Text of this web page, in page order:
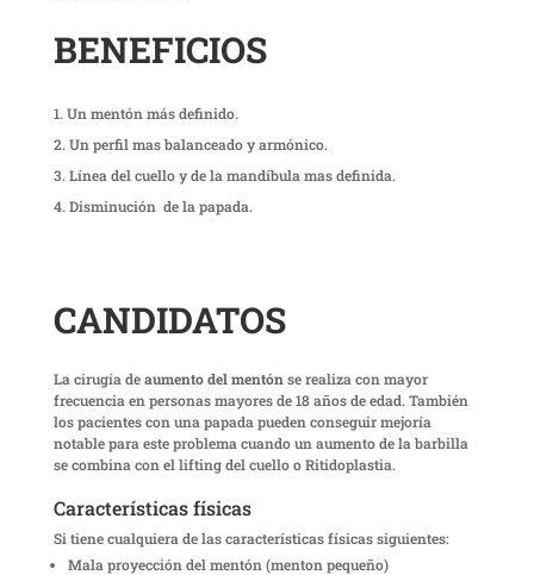
BENEFICIOS
Un mentón más definido.
Un perfil mas balanceado y armónico.
Línea del cuello y de la mandíbula mas definida.
Disminución de la papada.
CANDIDATOS
La cirugía deaumento del mentón se realiza con mayor
frecuencia en personas mayores de 18 años de edad. También
los pacientes con una papada pueden conseguir mejoría
notable para este problema cuando un aumento de la barbilla
se combina con el lifting del cuello o Ritidoplastia.
Características físicas
Si tiene cualquiera de las características físicas siguientes:
Mala proyección del mentón (menton pequeño)